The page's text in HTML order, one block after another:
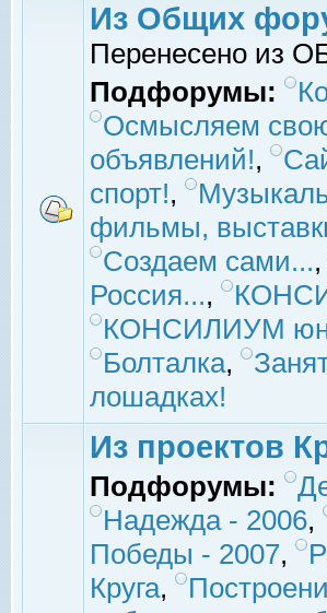
Из Общих
Перенесено из
Подфорумы:
Осмысляем
объявлений!,
спорт!,
фильмы,
Создаем сами...,
Россия...,
КОНСИЛИУМ
Болталка,
лошадках!
Из проектов
Подфорумы:
Надежда - 2006,
Победы - 2007,
Круга,